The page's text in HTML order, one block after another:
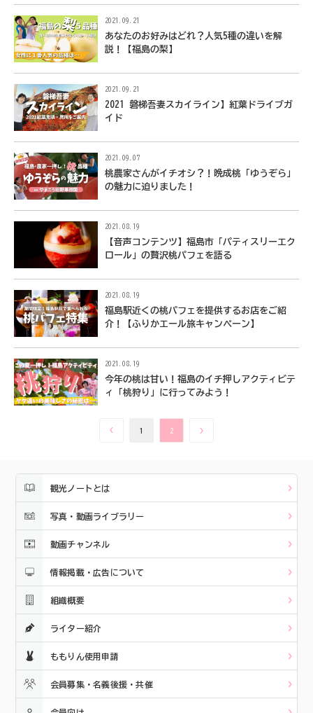
2021.09.21
あなたのお好みはどれ？人気5種の違いを解
説！【福島の梨】
2021.09.21
2021 磐梯吾妻スカイライン】紅葉ドライブガ
イド
2021.09.07
桃農家さんがイチオシ？！晩成桃「ゆうぞら」
の魅力に迫りました！
2021.08.19
【音声コンテンツ】福島市「パティスリーエク
ロール」の贅沢桃パフェを語る
2021.08.19
福島駅近くの桃パフェを提供するお店をご紹
介！【ふりかエール旅キャンペーン】
2021.08.19
今年の桃は甘い！福島のイチ押しアクティビテ
ィ「桃狩り」に行ってみよう！
1 2
観光ノートとは
写真・動画ライブラリー
動画チャンネル
情報掲載・広告について
組織概要
ライター紹介
ももりん使用申請
会員募集・名義後援・共催